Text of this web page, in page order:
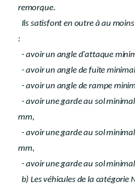
remorque.
Ils satisfont en outre à au
:
- avoir un angle d'attaque
- avoir un angle de fuite minimal
- avoir un angle de rampe
- avoir une garde au sol
mm,
- avoir une garde au sol
mm,
- avoir une garde au sol
b) Les véhicules de la catégorie